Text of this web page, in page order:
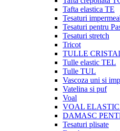
Tafta elastica TE
Tesaturi
Tesaturi pentru
Tesaturi stretch
Tricot
TULLE
Tulle elastic TEL
Tulle TUL
Vascoza uni si
Vatelina si puf
Voal
VOAL
DAMASC
Tesaturi plisate